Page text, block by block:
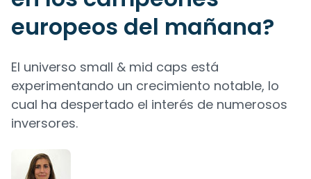
europeos del mañana?
El universo small & mid caps está
experimentando un crecimiento notable, lo
cual ha despertado el interés de numerosos
inversores.